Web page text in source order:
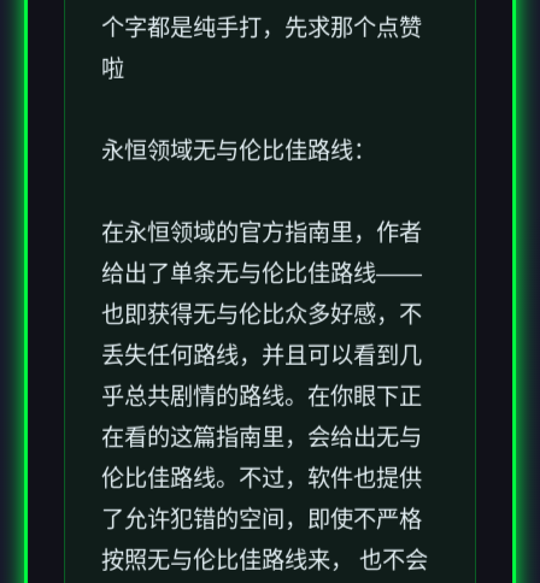
个字都是纯手打，先求那个点赞
啦
永恒领域无与伦比佳路线：
在永恒领域的官方指南里，作者
给出了单条无与伦比佳路线——
也即获得无与伦比众多好感，不
丢失任何路线，并且可以看到几
乎总共剧情的路线。在你眼下正
在看的这篇指南里，会给出无与
伦比佳路线。不过，软件也提供
了允许犯错的空间，即使不严格
按照无与伦比佳路线来， 也不会